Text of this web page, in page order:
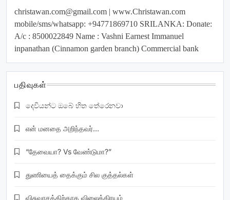
christawan.com@gmail.com | www.Christawan.com
mobile/sms/whatsapp: +94771869710 SRILANKA: Donate:
A/c : 8500022849 Name : Vashni Earnest Immanuel
inpanathan (Cinnamon garden branch) Commercial bank
பதிவுகள்
දෙවියන්ට ඔබේ හිත තේරෙනවා
என் மனதை அறிந்தவர்…
“தேவையா? Vs வேண்டுமா?”
துணியைத் தைக்கும் சில குத்தல்கள்
விசுவாசத்திற்காக விலைக்கிரயம்